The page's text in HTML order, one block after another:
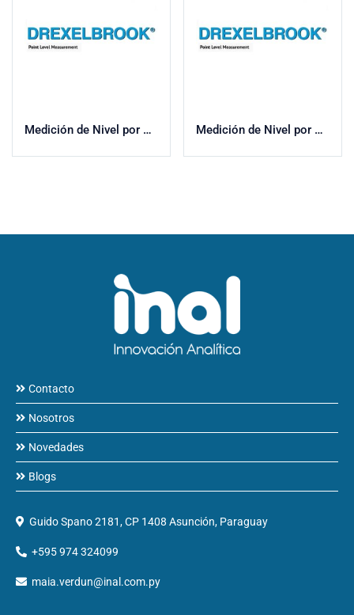
Medición de Nivel por Vibración Medición de Nivel por Admitancia RF
Contacto
Nosotros
Novedades
Blogs
Guido Spano 2181, CP 1408 Asunción, Paraguay
+595 974 324099
maia.verdun@inal.com.py